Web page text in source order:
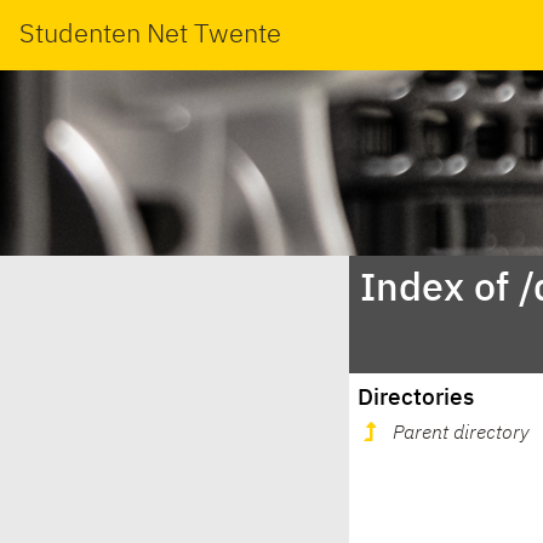
Studenten Net Twente
Index of
Directories
Parent directory